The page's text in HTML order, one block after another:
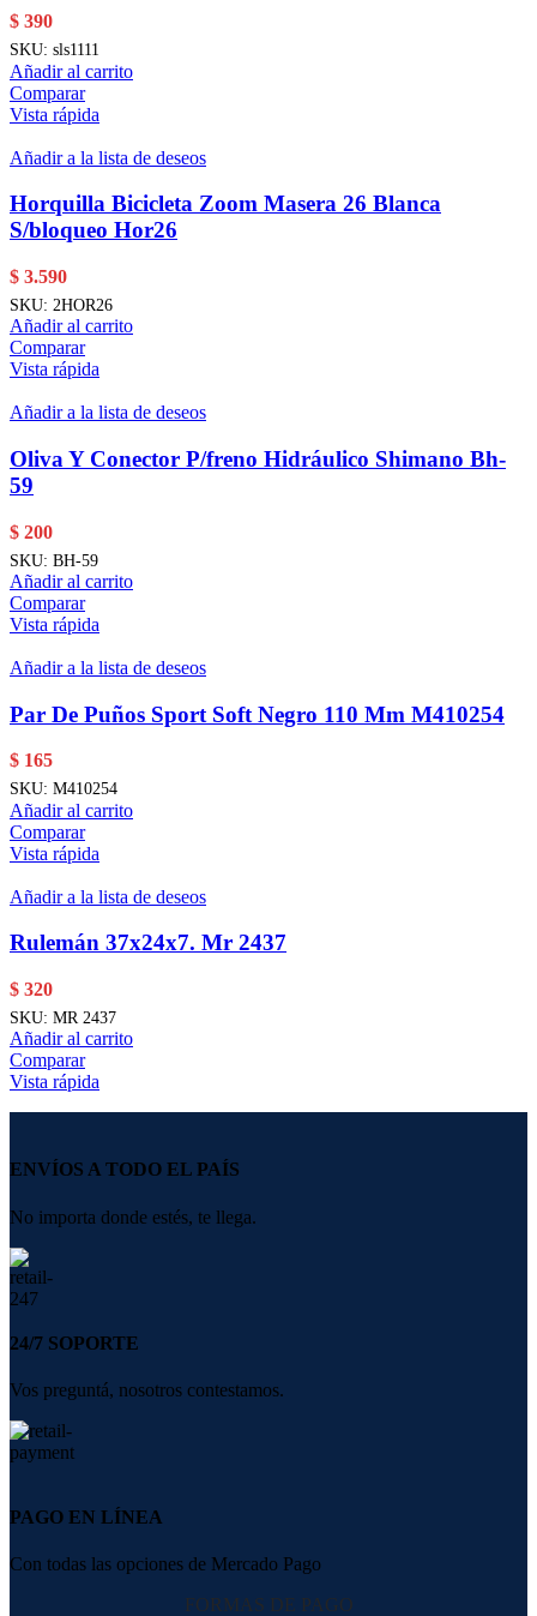
$ 390
SKU: sls1111
Añadir al carrito
Comparar
Vista rápida
Añadir a la lista de deseos
Horquilla Bicicleta Zoom Masera 26 Blanca
S/bloqueo Hor26
$ 3.590
SKU: 2HOR26
Añadir al carrito
Comparar
Vista rápida
Añadir a la lista de deseos
Oliva Y Conector P/freno Hidráulico Shimano Bh-
59
$ 200
SKU: BH-59
Añadir al carrito
Comparar
Vista rápida
Añadir a la lista de deseos
Par De Puños Sport Soft Negro 110 Mm M410254
$ 165
SKU: M410254
Añadir al carrito
Comparar
Vista rápida
Añadir a la lista de deseos
Rulemán 37x24x7. Mr 2437
$ 320
SKU: MR 2437
Añadir al carrito
Comparar
Vista rápida
ENVÍOS A TODO EL PAÍS
No importa donde estés, te llega.
24/7 SOPORTE
Vos preguntá, nosotros contestamos.
PAGO EN LÍNEA
Con todas las opciones de Mercado Pago
FORMAS DE PAGO